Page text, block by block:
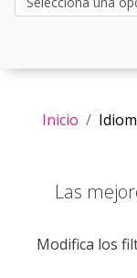
Inicio
Las
Modifica los